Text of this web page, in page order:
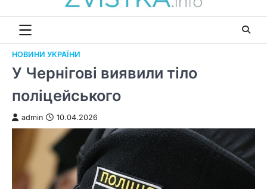
НОВИНИ УКРАЇНИ
У Чернігові виявили тіло
поліцейського
admin 10.04.2026